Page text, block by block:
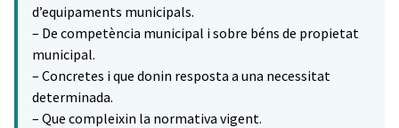
d’equipaments municipals.
– De competència municipal i sobre béns de propietat
municipal.
– Concretes i que donin resposta a una necessitat
determinada.
– Que compleixin la normativa vigent.